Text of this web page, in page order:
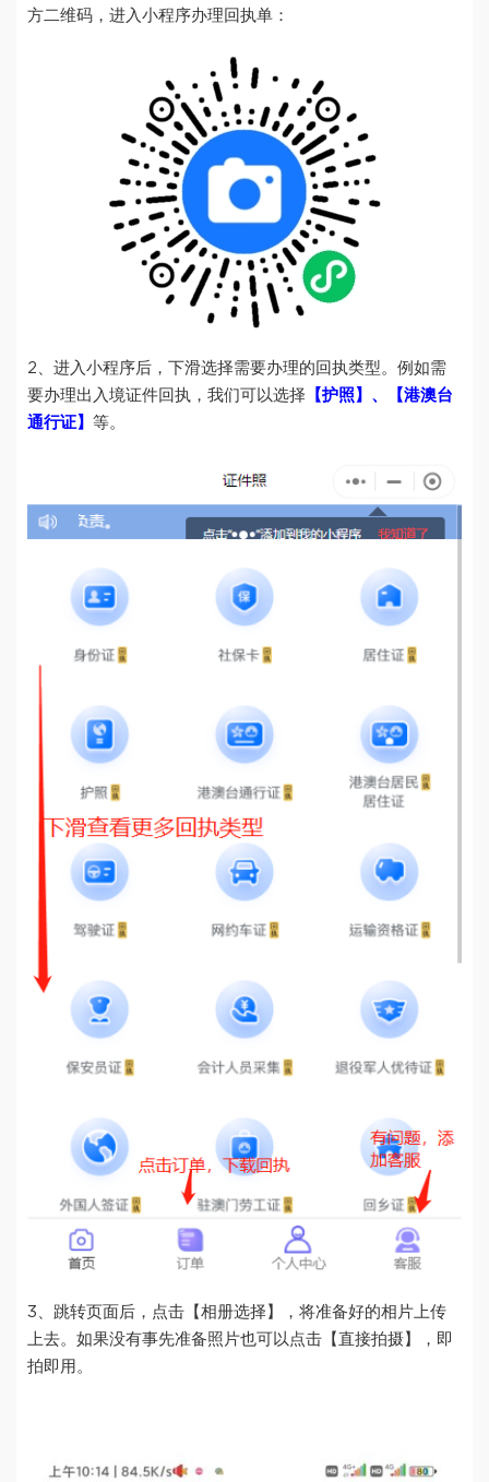
方二维码，进入小程序办理回执单：
2、进入小程序后，下滑选择需要办理的回执类型。例如需
要办理出入境证件回执，我们可以选择 【护照】、【港澳台
通行证】 等。
3、跳转页面后，点击【相册选择】，将准备好的相片上传
上去。如果没有事先准备照片也可以点击【直接拍摄】，即
拍即用。